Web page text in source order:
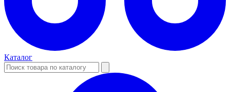
Каталог